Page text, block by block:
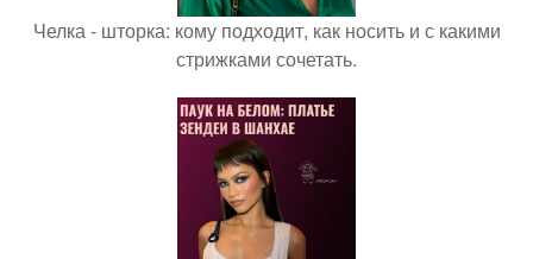
Челка - шторка: кому подходит, как носить и с какими
стрижками сочетать.